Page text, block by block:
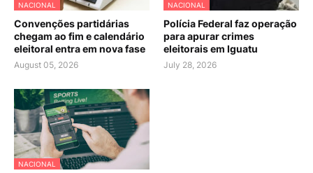
NACIONAL
Convenções partidárias
chegam ao fim e calendário
eleitoral entra em nova fase
August 05, 2026
NACIONAL
Polícia Federal faz operação
para apurar crimes
eleitorais em Iguatu
July 28, 2026
NACIONAL